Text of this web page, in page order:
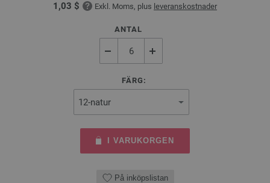
1,03 $ Exkl. Moms, plus leveranskostnader
ANTAL
FÄRG:
I VARUKORGEN
På inköpslistan